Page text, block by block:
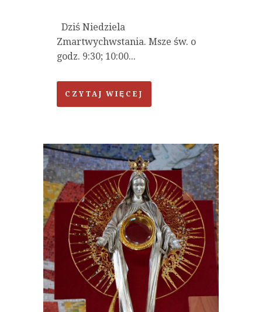
Dziś Niedziela
Zmartwychwstania. Msze św. o
godz. 9:30; 10:00...
CZYTAJ WIĘCEJ